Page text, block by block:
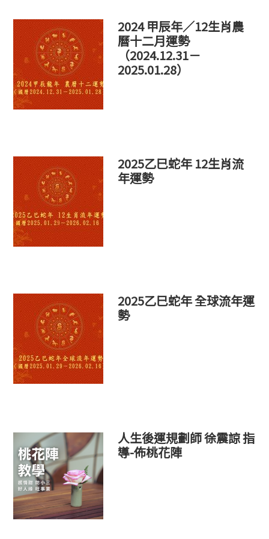
2024 甲辰年／12生肖農
曆十二月運勢
（2024.12.31－
2025.01.28）
2025乙巳蛇年 12生肖流
年運勢
2025乙巳蛇年 全球流年運
勢
人生後運規劃師 徐震諒 指
導-佈桃花陣